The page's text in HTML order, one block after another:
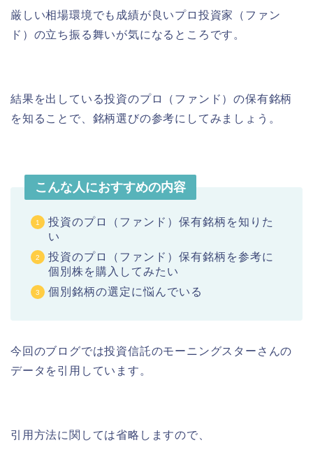
厳しい相場環境でも成績が良いプロ投資家（ファン
ド）の立ち振る舞いが気になるところです。
結果を出している投資のプロ（ファンド）の保有銘柄
を知ることで、銘柄選びの参考にしてみましょう。
こんな人におすすめの内容
投資のプロ（ファンド）保有銘柄を知りた
い
投資のプロ（ファンド）保有銘柄を参考に
個別株を購入してみたい
個別銘柄の選定に悩んでいる
今回のブログでは投資信託のモーニングスターさんの
データを引用しています。
引用方法に関しては省略しますので、